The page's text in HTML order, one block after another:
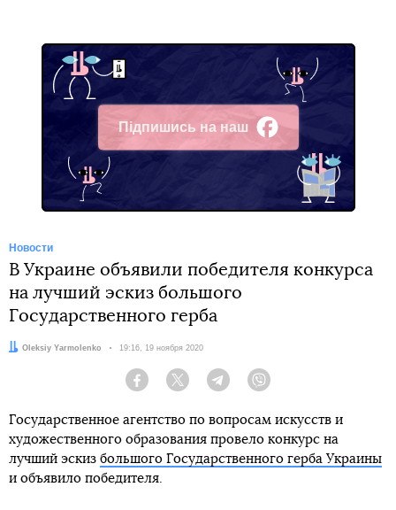
Підпишись на наш
Facebook
Новости
В Украине объявили победителя конкурса
на лучший эскиз большого
Государственного герба
Автор:
Oleksiy Yarmolenko Дата:
19:16, 19 ноября 2020
Facebook Twitter Telegram
Государственное агентство по вопросам искусств и
художественного образования провело конкурс на
лучший эскиз большого Государственного герба Украины
и объявило победителя.